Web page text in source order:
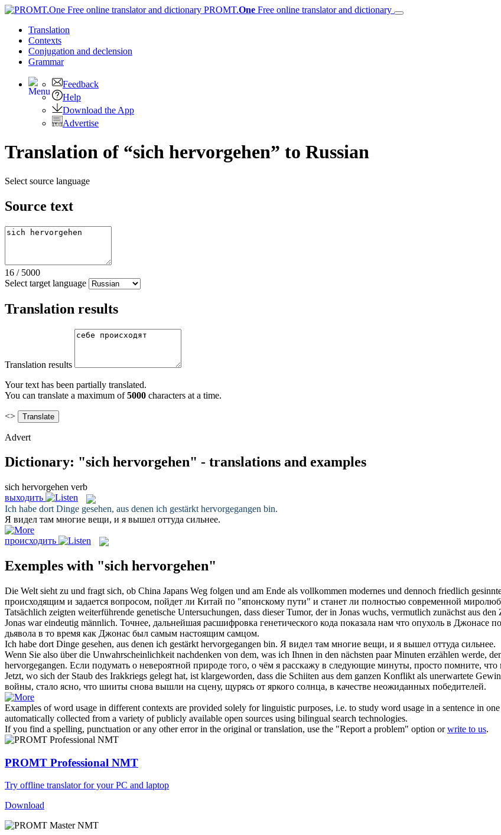
PROMT.One Free online translator and dictionary
Translation
Contexts
Conjugation and declension
Grammar
Feedback
Help
Download the App
Advertise
Translation of “sich hervorgehen” to Russian
Select source language
Source text
16 / 5000
Select target language
Translation results
Translation results
Your text has been partially translated.
You can translate a maximum of5000 characters at a time.
<>
Advert
Dictionary: "sich hervorgehen" - translations and examples
sich hervorgehen verb
выходить
Ich habe dort Dinge gesehen, aus denen ich gestärkt hervorgegangen bin.
Я видел там многие вещи, и я вышел оттуда сильнее.
происходить
Exemples with "sich hervorgehen"
Die Welt sieht zu und fragt sich, ob China Japans Weg folgen und am Ende als vollkommen modernes und dennoch friedlich
происходящим и задается вопросом, пойдет ли Китай по "японскому пути" и станет ли полностью современной
Tatsächlich zeigten weiterführende genetische Untersuchungen, dass dieser Tumor, der in Jonas wuchs, vermutlich zunächst aus
Jonas war eindeutig männlich. Точнее, дальнейшая расшифровка генетического кода показала нам что опухоль в Джонасе
дьявола в то время как Джонас был самым настоящим самцом.
Ich habe dort Dinge gesehen, aus denen ich gestärkt hervorgegangen bin. Я видел там многие вещи, и я вышел оттуда сильнее.
Wenn Sie also über die Unwahrscheinlichkeit nachdenken von dem, was ich Ihnen in den nächsten paar Minuten erzählen werde,
hervorgegangen. Если подумать о невероятной природе того, о чём я расскажу в следующие минуты, просто помните,
Jetzt, wo sich der Staub des Irakkriegs gelegt hat, ist klargeworden, dass die Schiiten aus dem ganzen Konflikt als unerwartete
войны, стало ясно, что шииты снова вышли на сцену, щурясь от яркого солнца, в качестве неожиданных победителей.
Examples of word usage in different contexts are provided solely for linguistic purposes, i.e. to study word usage in a sentence in
automatically collected from a variety of publicly available open sources using bilingual search technologies.
If you find a spelling, punctuation or any other error in the original or translation, use the "Report a problem" option orwrite to us.
PROMT Professional NMT
Try offline translator for your PC and laptop
Download